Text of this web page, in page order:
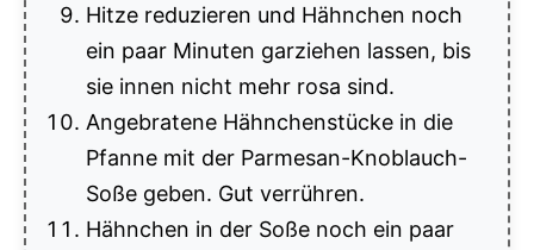
Hitze reduzieren und Hähnchen noch
ein paar Minuten garziehen lassen, bis
sie innen nicht mehr rosa sind.
Angebratene Hähnchenstücke in die
Pfanne mit der Parmesan-Knoblauch-
Soße geben. Gut verrühren.
Hähnchen in der Soße noch ein paar